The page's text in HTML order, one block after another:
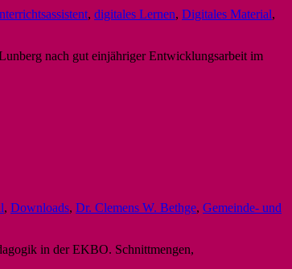
, digitales Lernen, Digitales Material,
nach gut einjähriger Entwicklungsarbeit im
, Downloads, Dr. Clemens W. Bethge, Gemeinde- und
in der EKBO. Schnittmengen,